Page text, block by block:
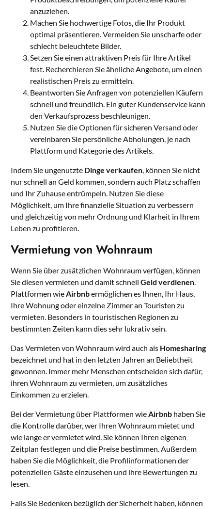
anzuziehen.
Machen Sie hochwertige Fotos, die Ihr Produkt
optimal präsentieren. Vermeiden Sie unscharfe oder
schlecht beleuchtete Bilder.
Setzen Sie einen attraktiven Preis für Ihre Artikel
fest. Recherchieren Sie ähnliche Angebote, um einen
realistischen Preis zu ermitteln.
Beantworten Sie Anfragen von potenziellen Käufern
schnell und freundlich. Ein guter Kundenservice kann
den Verkaufsprozess beschleunigen.
Nutzen Sie die Optionen für sicheren Versand oder
vereinbaren Sie persönliche Abholungen, je nach
Plattform und Kategorie des Artikels.
Indem Sie ungenutzte Dinge verkaufen, können Sie nicht
nur schnell an Geld kommen, sondern auch Platz schaffen
und Ihr Zuhause entrümpeln. Nutzen Sie diese
Möglichkeit, um Ihre finanzielle Situation zu verbessern
und gleichzeitig von mehr Ordnung und Klarheit in Ihrem
Leben zu profitieren.
Vermietung von Wohnraum
Wenn Sie über zusätzlichen Wohnraum verfügen, können
Sie diesen vermieten und damit schnellGeld verdienen.
Plattformen wieAirbnbermöglichen es Ihnen, Ihr Haus,
Ihre Wohnung oder einzelne Zimmer an Touristen zu
vermieten. Besonders in touristischen Regionen zu
bestimmten Zeiten kann dies sehr lukrativ sein.
Das Vermieten von Wohnraum wird auch als Homesharing
bezeichnet und hat in den letzten Jahren an Beliebtheit
gewonnen. Immer mehr Menschen entscheiden sich dafür,
ihren Wohnraum zu vermieten, um zusätzliches
Einkommen zu erzielen.
Bei der Vermietung über Plattformen wieAirbnb haben Sie
die Kontrolle darüber, wer Ihren Wohnraum mietet und
wie lange er vermietet wird. Sie können Ihren eigenen
Zeitplan festlegen und die Preise bestimmen. Außerdem
haben Sie die Möglichkeit, die Profilinformationen der
potenziellen Gäste einzusehen und ihre Bewertungen zu
lesen.
Falls Sie Bedenken bezüglich der Sicherheit haben, können